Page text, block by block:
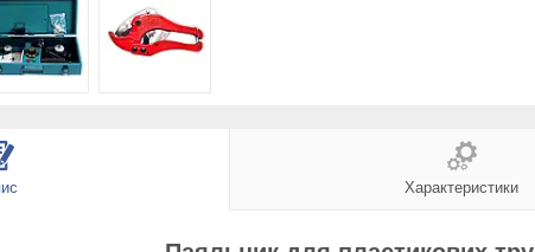
Характеристики